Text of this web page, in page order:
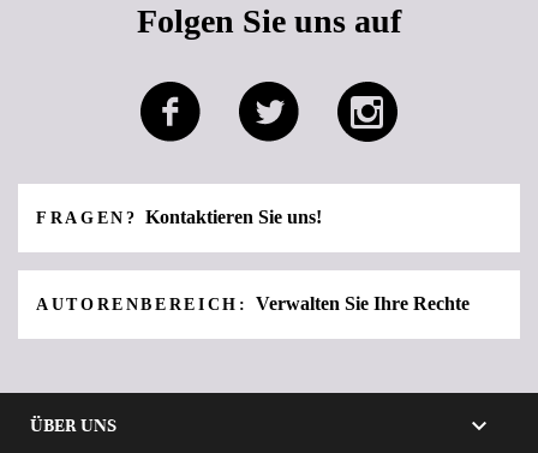
Folgen Sie uns auf
FRAGEN?Kontaktieren Sie uns!
AUTORENBEREICH:Verwalten Sie Ihre Rechte
ÜBER UNS 